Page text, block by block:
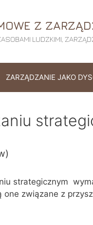
Z
LUDZKIMI,
ZARZĄDZANIE JAKO
strategicznym
związane z